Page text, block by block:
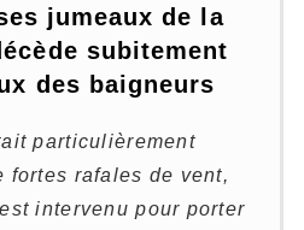
jumeaux de la
subitement
des baigneurs
particulièrement
fortes rafales de vent,
intervenu pour porter